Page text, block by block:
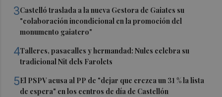
3Castelló traslada a la nueva Gestora de Gaiates su
"colaboración incondicional en la promoción del
monumento gaiatero"
4Talleres, pasacalles y hermandad: Nules celebra su
tradicional Nit dels Farolets
5El PSPV acusa al PP de "dejar que crezca un 31 % la lista
de espera" en los centros de día de Castellón